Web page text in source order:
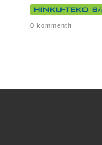
Hinku-teko 8/
0 kommentit